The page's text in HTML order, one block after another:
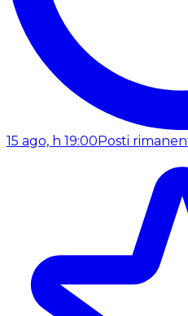
15 ago, h 19:00 Posti